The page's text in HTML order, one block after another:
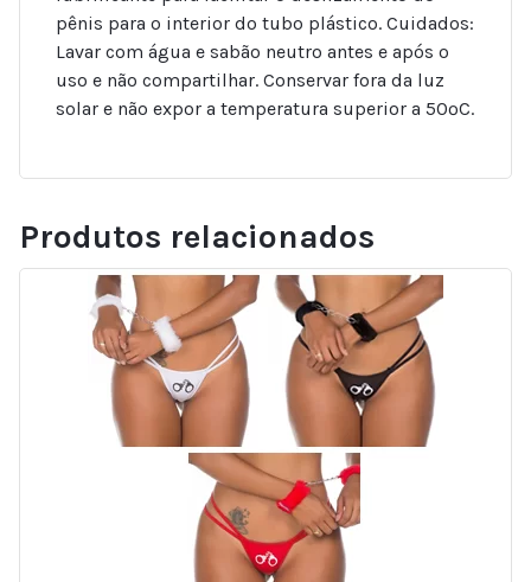
pênis para o interior do tubo plástico. Cuidados:
Lavar com água e sabão neutro antes e após o
uso e não compartilhar. Conservar fora da luz
solar e não expor a temperatura superior a 50ºC.
Produtos relacionados